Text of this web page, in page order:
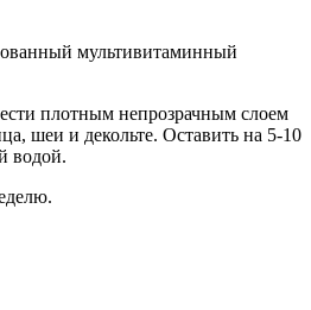
мультивитаминный
плотным непрозрачным слоем
шеи и декольте. Оставить на 5-10
водой.